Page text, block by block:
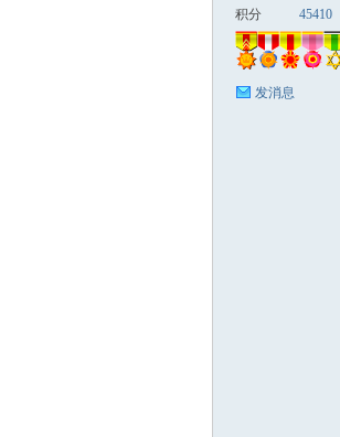
积分 45410
发消息